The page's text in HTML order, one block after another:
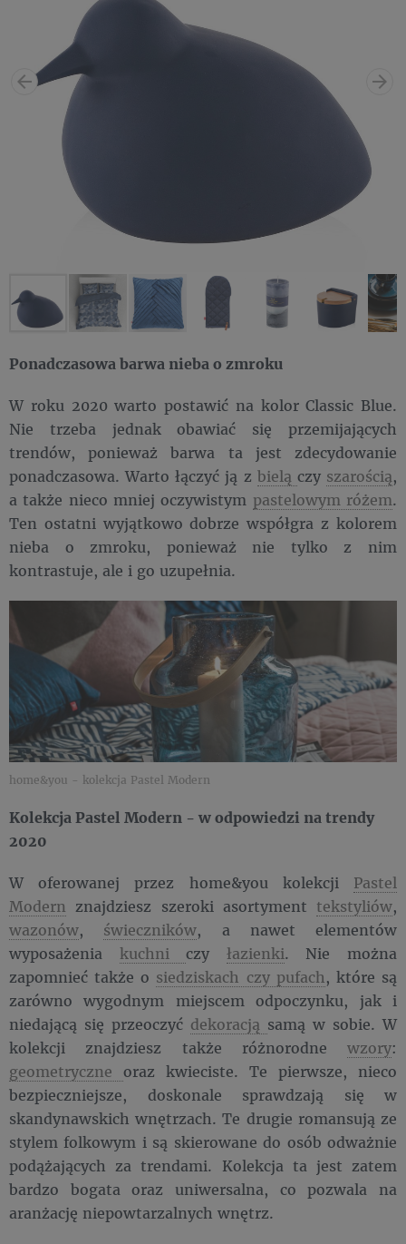
Ponadczasowa barwa nieba o zmroku
W roku 2020 warto postawić na kolor Classic Blue.
Nie trzeba jednak obawiać się przemijających
trendów, ponieważ barwa ta jest zdecydowanie
ponadczasowa. Warto łączyć ją z bielą czy szarością,
a także nieco mniej oczywistym pastelowym różem.
Ten ostatni wyjątkowo dobrze współgra z kolorem
nieba o zmroku, ponieważ nie tylko z nim
kontrastuje, ale i go uzupełnia.
home&you - kolekcja Pastel Modern
Kolekcja Pastel Modern - w odpowiedzi na trendy
2020
W oferowanej przez home&you kolekcji Pastel
Modern znajdziesz szeroki asortyment tekstyliów,
wazonów, świeczników, a nawet elementów
wyposażenia kuchniczy łazienki. Nie można
zapomnieć także o siedziskach czy pufach, które są
zarówno wygodnym miejscem odpoczynku, jak i
niedającą się przeoczyć dekoracją samą w sobie. W
kolekcji znajdziesz także różnorodne wzory:
geometryczne oraz kwieciste. Te pierwsze, nieco
bezpieczniejsze, doskonale sprawdzają się w
skandynawskich wnętrzach. Te drugie romansują ze
stylem folkowym i są skierowane do osób odważnie
podążających za trendami. Kolekcja ta jest zatem
bardzo bogata oraz uniwersalna, co pozwala na
aranżację niepowtarzalnych wnętrz.